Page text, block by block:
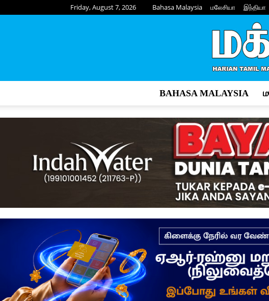
Friday, August 7, 2026 Bahasa Malaysia மலேசியா இந்தியா
BAHASA MALAYSIA